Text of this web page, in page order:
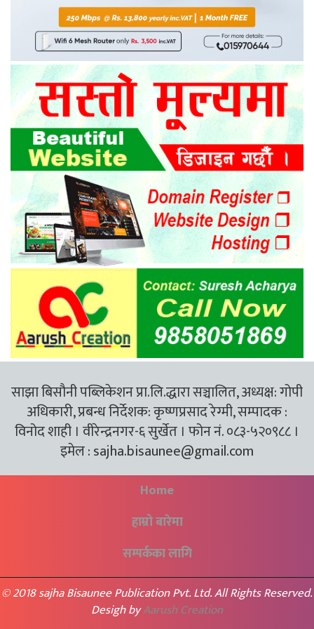
साझा बिसौनी पब्लिकेशन प्रा.लि.द्धारा सञ्चालित, अध्यक्ष: गोपी
अधिकारी, प्रबन्ध निर्देशक: कृष्णप्रसाद रेग्मी, सम्पादक :
विनोद शाही । वीरेन्द्रनगर-६ सुर्खेत । फोन नं. ०८३-५२०९८८ ।
इमेल :sajha.bisaunee@gmail.com
Home
हाम्रो बारेमा
सम्पर्कका लागि
© 2018 sajha Bisaunee Publication Pvt. Ltd. All Rights Reserved.
Desigh byAarush Creation